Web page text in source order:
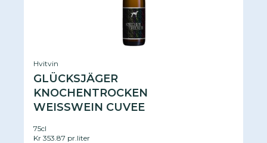
Hvitvin
GLÜCKSJÄGER
KNOCHENTROCKEN
WEISSWEIN CUVEE
75cl
Kr 353.87 pr.liter